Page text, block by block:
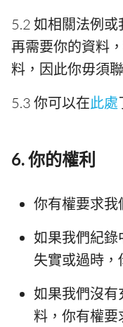
5.2 如相關法例
再需要你的資料
料，因此你毋須
5.3 你可以在此處
6. 你的權利
你有權要求我
如果我們紀錄
失實或過時，
如果我們沒有
料，你有權要